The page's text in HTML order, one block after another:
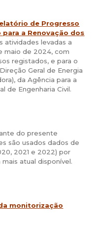
de Progresso
a Renovação dos
atividades levadas a
maio de 2024, com
registados, e para o
Geral de Energia
da Agência para a
de Engenharia Civil.
do presente
são usados dados de
2021 e 2022) por
atual disponível.
monitorização